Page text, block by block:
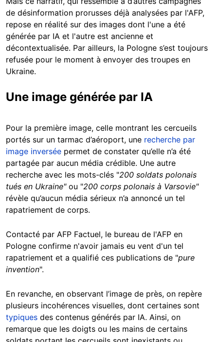
de désinformation prorusses déjà analysées par l'AFP,
repose en réalité sur des images dont l'une a été
générée par IA et l'autre est ancienne et
décontextualisée. Par ailleurs, la Pologne s’est toujours
refusée pour le moment à envoyer des troupes en
Ukraine.
Une image générée par IA
Pour la première image, celle montrant les cercueils
portés sur un tarmac d’aéroport, une recherche par
image inversée permet de constater qu’elle n’a été
partagée par aucun média crédible. Une autre
recherche avec les mots-clés "200 soldats polonais
tués en Ukraine"ou "200 corps polonais à Varsovie"
révèle qu’aucun média sérieux n’a annoncé un tel
rapatriement de corps.
Contacté par AFP Factuel, le bureau de l'AFP en
Pologne confirme n'avoir jamais eu vent d'un tel
rapatriement et a qualifié ces publications de "pure
invention".
En revanche, en observant l’image de près, on repère
plusieurs incohérences visuelles, dont certaines sont
typiques des contenus générés par IA. Ainsi, on
remarque que les doigts ou les mains de certains